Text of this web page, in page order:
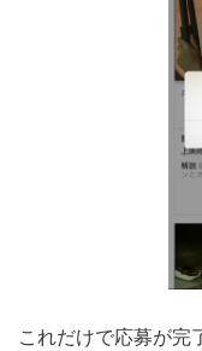
これだけで応募が完